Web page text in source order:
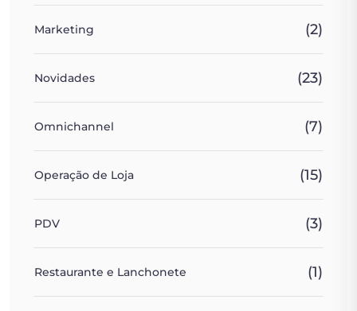
Marketing (2)
Novidades (23)
Omnichannel (7)
Operação de Loja (15)
PDV (3)
Restaurante e Lanchonete (1)